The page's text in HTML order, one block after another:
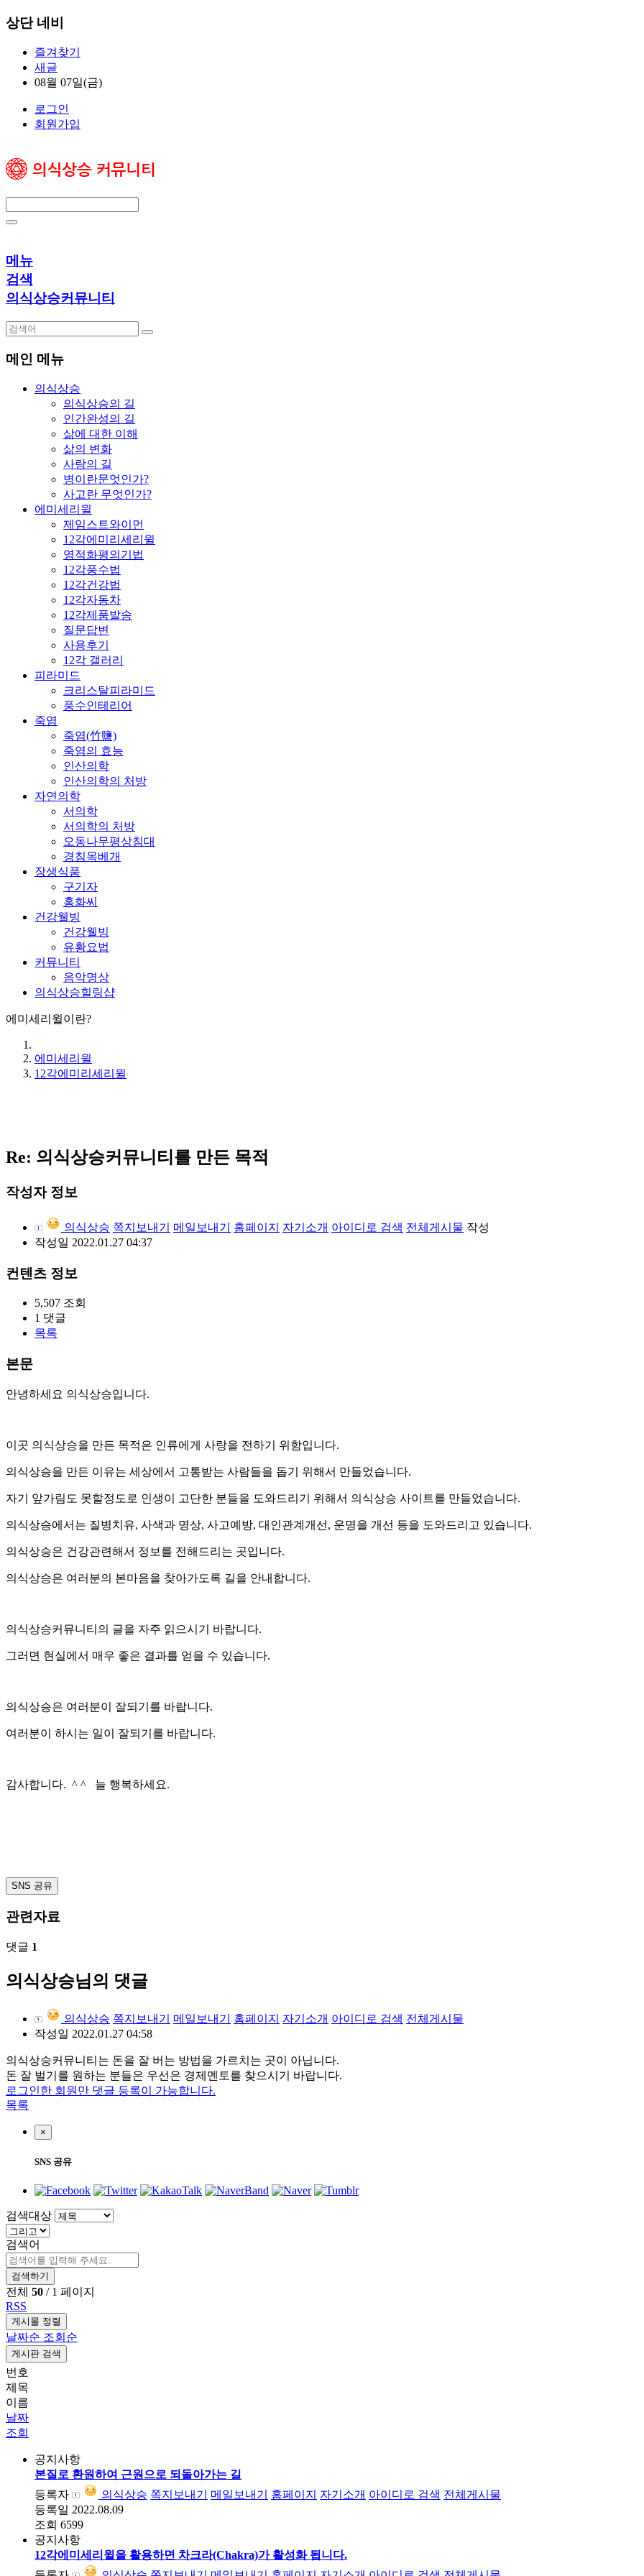
상단 네비
즐겨찾기
새글
08월 07일(금)
로그인
회원가입
메뉴
검색
의식상승커뮤니티
메인 메뉴
의식상승
의식상승의 길
인간완성의 길
삶에 대한 이해
삶의 변화
사랑의 길
병이란문엇인가?
사고란 무엇인가?
에미세리윌
제임스트와이먼
12각에미리세리윌
영적화평의기법
12각풍수법
12각건강법
12각자동차
12각제품발송
질문답변
사용후기
12각 갤러리
피라미드
크리스탈피라미드
풍수인테리어
죽염
죽염(竹鹽)
죽염의 효능
인산의학
인산의학의 처방
자연의학
서의학
서의학의 처방
오동나무평상침대
경침목베개
장생식품
구기자
홍화씨
건강웰빙
건강웰빙
유황요법
커뮤니티
음악명상
의식상승힐링샵
에미세리윌이란?
에미세리윌
12각에미리세리윌
Re: 의식상승커뮤니티를 만든 목적
작성자 정보
의식상승 쪽지보내기 메일보내기 홈페이지 자기소개 아이디로 검색 전체게시물 작성
작성일 2022.01.27 04:37
컨텐츠 정보
5,507 조회
1 댓글
목록
본문
안녕하세요 의식상승입니다.
이곳 의식상승을 만든 목적은 인류에게 사랑을 전하기 위함입니다.
의식상승을 만든 이유는 세상에서 고통받는 사람들을 돕기 위해서 만들었습니다.
자기 앞가림도 못할정도로 인생이 고단한 분들을 도와드리기 위해서 의식상승 사이트를 만들었습니다.
의식상승에서는 질병치유, 사색과 명상, 사고예방, 대인관계개선, 운명을 개선 등을 도와드리고 있습니다.
의식상승은 건강관련해서 정보를 전해드리는 곳입니다.
의식상승은 여러분의 본마음을 찾아가도록 길을 안내합니다.
의식상승커뮤니티의 글을 자주 읽으시기 바랍니다.
그러면 현실에서 매우 좋은 결과를 얻을 수 있습니다.
의식상승은 여러분이 잘되기를 바랍니다.
여러분이 하시는 일이 잘되기를 바랍니다.
감사합니다. ^ ^ 늘 행복하세요.
SNS 공유
관련자료
댓글 1
의식상승님의 댓글
의식상승 쪽지보내기 메일보내기 홈페이지 자기소개 아이디로 검색 전체게시물
작성일 2022.01.27 04:58
의식상승커뮤니티는 돈을 잘 버는 방법을 가르치는 곳이 아닙니다.
돈 잘 벌기를 원하는 분들은 우선은 경제멘토를 찾으시기 바랍니다.
로그인한 회원만 댓글 등록이 가능합니다.
목록
×
SNS 공유
검색대상
검색어
검색하기
전체 50 / 1 페이지
RSS
게시물 정렬
날짜순 조회순
게시판 검색
번호
제목
이름
날짜
조회
공지사항
본질로 환원하여 근원으로 되돌아가는 길
등록자
의식상승 쪽지보내기 메일보내기 홈페이지 자기소개 아이디로 검색 전체게시물
등록일 2022.08.09
조회 6599
공지사항
12각에미세리윌을 활용하면 차크라(Chakra)가 활성화 됩니다.